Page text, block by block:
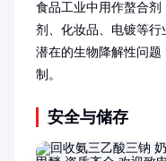
食品工业中用作螯合剂
剂、化妆品、电镀等
潜在的生物降解性问
制。
安全与储存